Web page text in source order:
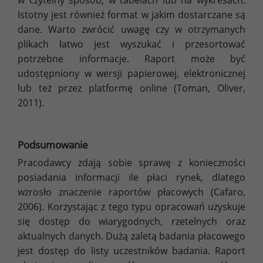
Istotny jest również format w jakim dostarczane są
dane. Warto zwrócić uwagę czy w otrzymanych
plikach łatwo jest wyszukać i przesortować
potrzebne informacje. Raport może być
udostępniony w wersji papierowej, elektronicznej
lub też przez platformę online (Toman, Oliver,
2011).
Podsumowanie
Pracodawcy zdają sobie sprawę z konieczności
posiadania informacji ile płaci rynek, dlatego
wzrosło znaczenie raportów płacowych (Cafaro,
2006). Korzystając z tego typu opracowań uzyskuje
się dostęp do wiarygodnych, rzetelnych oraz
aktualnych danych. Dużą zaletą badania płacowego
jest dostęp do listy uczestników badania. Raport